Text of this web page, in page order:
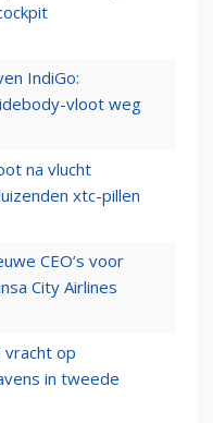
IndiGo:
vloot weg
na vlucht
xtc-pillen
CEO’s voor
City Airlines
vracht op
in tweede